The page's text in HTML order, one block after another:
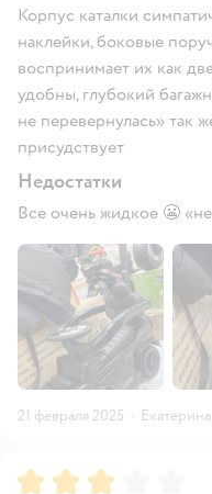
Корпус каталки
наклейки, боковые
воспринимает их как
удобны, глубокий
не перевернулась» так
присудствует
Недостатки
Все очень жидкое 😬
21 февраля 2025 ·
Рейтинг:3